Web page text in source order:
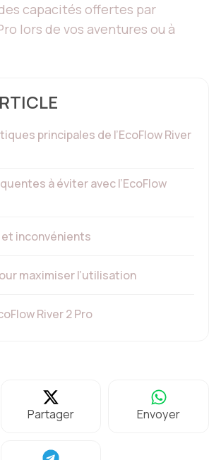
capacités offertes par
lors de vos aventures ou à
principales de l’EcoFlow River
à éviter avec l’EcoFlow
inconvénients
maximiser l’utilisation
River 2 Pro
Partager Envoyer